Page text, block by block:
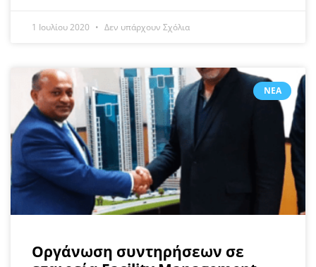
1 Ιουλίου 2020 Δεν υπάρχουν Σχόλια
ΝΈΑ
Οργάνωση συντηρήσεων σε